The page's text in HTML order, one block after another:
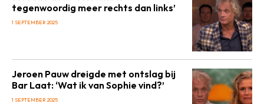
tegenwoordig meer rechts dan links’
1 SEPTEMBER 2025
Jeroen Pauw dreigde met ontslag bij
Bar Laat: ‘Wat ik van Sophie vind?’
1 SEPTEMBER 2025